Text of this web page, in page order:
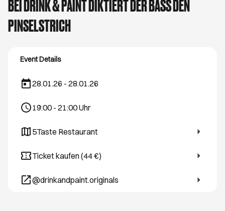
BEI DRINK & PAINT DIKTIERT DER BASS DEN
PINSELSTRICH
Event Details
28.01.26 - 28.01.26
19:00 - 21:00Uhr
5Taste Restaurant
Öffnet ein neues Browser-Tab
Ticket kaufen (44 €)
Öffnet ein neues Browser-Tab
@drinkandpaint.originals
Öffnet ein neues Browser-Tab